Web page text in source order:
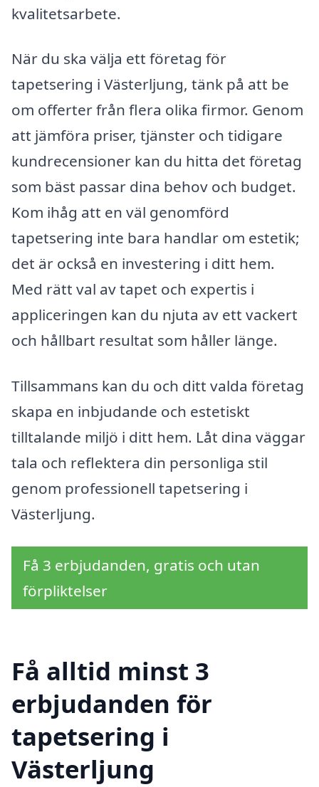
kvalitetsarbete.
När du ska välja ett företag för
tapetsering i Västerljung, tänk på att be
om offerter från flera olika firmor. Genom
att jämföra priser, tjänster och tidigare
kundrecensioner kan du hitta det företag
som bäst passar dina behov och budget.
Kom ihåg att en väl genomförd
tapetsering inte bara handlar om estetik;
det är också en investering i ditt hem.
Med rätt val av tapet och expertis i
appliceringen kan du njuta av ett vackert
och hållbart resultat som håller länge.
Tillsammans kan du och ditt valda företag
skapa en inbjudande och estetiskt
tilltalande miljö i ditt hem. Låt dina väggar
tala och reflektera din personliga stil
genom professionell tapetsering i
Västerljung.
Få 3 erbjudanden, gratis och utan
förpliktelser
Få alltid minst 3
erbjudanden för
tapetsering i
Västerljung